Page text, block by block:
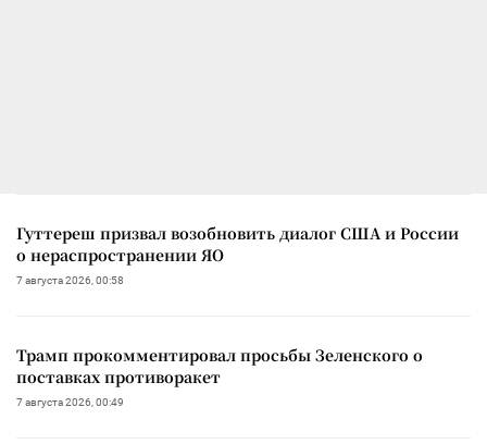
Гуттереш призвал возобновить диалог США и России
о нераспространении ЯО
7 августа 2026, 00:58
Трамп прокомментировал просьбы Зеленского о
поставках противоракет
7 августа 2026, 00:49